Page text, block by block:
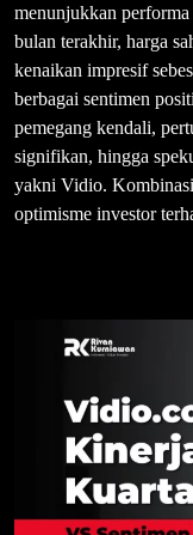
menunjukkan
bulan terakhir, harga
kenaikan impresif
berbagai sentimen
pemegang kendali,
signifikan, hingga
yakni Vidio.
optimisme investor